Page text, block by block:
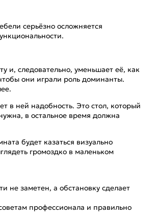
серьёзно осложняется
и, следовательно, уменьшает её, как
они играли роль доминанты.
в ней надобность. Это стол, который
в остальное время должна
будет казаться визуально
громоздко в маленьком
не заметен, а обстановку сделает
профессионала и правильно